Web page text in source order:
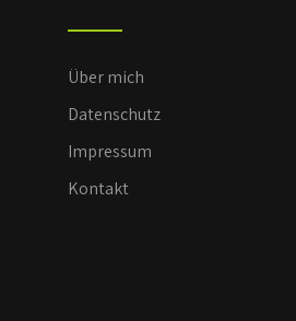
Über mich
Datenschutz
Impressum
Kontakt